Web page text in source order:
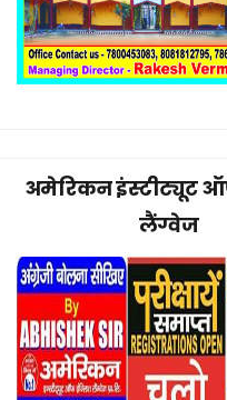
अमेरिकन इंस्टीट्यूट
लैंग्वेज